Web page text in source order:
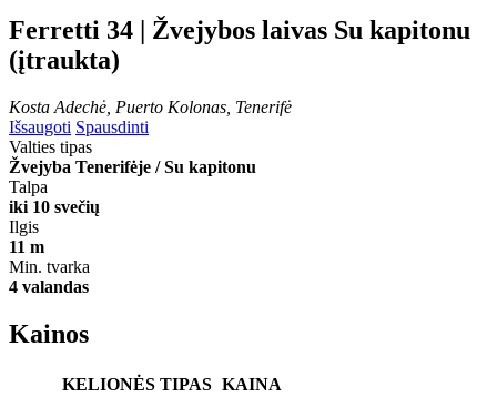
Ferretti 34 | Žvejybos laivas Su kapitonu
(įtraukta)
Kosta Adechė, Puerto Kolonas, Tenerifė
Išsaugoti Spausdinti
Valties tipas
Žvejyba Tenerifėje / Su kapitonu
Talpa
iki 10 svečių
Ilgis
11 m
Min. tvarka
4 valandas
Kainos
KELIONĖS TIPAS KAINA